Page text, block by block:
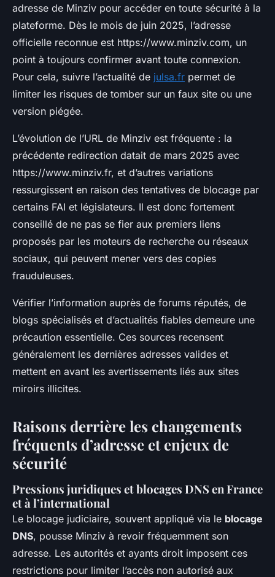
adresse de Minziv pour accéder en toute sécurité à la
plateforme. Dès le mois de juin 2025, l’adresse
officielle reconnue est https://www.minziv.com, un
point à toujours confirmer avant toute connexion.
Pour cela, suivre l’actualité de julsa.fr permet de
limiter les risques de tomber sur un faux site ou une
version piégée.
L’évolution de l’URL de Minziv est fréquente : la
précédente redirection datait de mars 2025 avec
https://www.minziv.fr, et d’autres variations
ressurgissent en raison des tentatives de blocage par
certains FAI et législateurs. Il est donc fortement
conseillé de ne pas se fier aux premiers liens
proposés par les moteurs de recherche ou réseaux
sociaux, qui peuvent mener vers des copies
frauduleuses.
Vérifier l’information auprès de forums réputés, de
blogs spécialisés et d’actualités fiables demeure une
précaution essentielle. Ces sources recensent
généralement les dernières adresses valides et
mettent en avant les avertissements liés aux sites
miroirs illicites.
Raisons derrière les changements
fréquents d’adresse et enjeux de
sécurité
Pressions juridiques et blocages DNS en France
et à l’international
Le blocage judiciaire, souvent appliqué via le blocage
DNS, pousse Minziv à revoir fréquemment son
adresse. Les autorités et ayants droit imposent ces
restrictions pour limiter l’accès non autorisé aux